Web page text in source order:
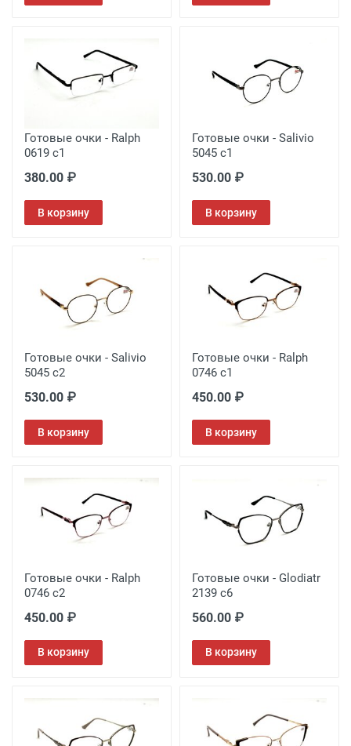
Готовые очки - Ralph
0619 c1
380.00 ₽
В корзину
Готовые очки - Salivio
5045 c1
530.00 ₽
В корзину
Готовые очки - Salivio
5045 c2
530.00 ₽
В корзину
Готовые очки - Ralph
0746 с1
450.00 ₽
В корзину
Готовые очки - Ralph
0746 с2
450.00 ₽
В корзину
Готовые очки - Glodiatr
2139 c6
560.00 ₽
В корзину